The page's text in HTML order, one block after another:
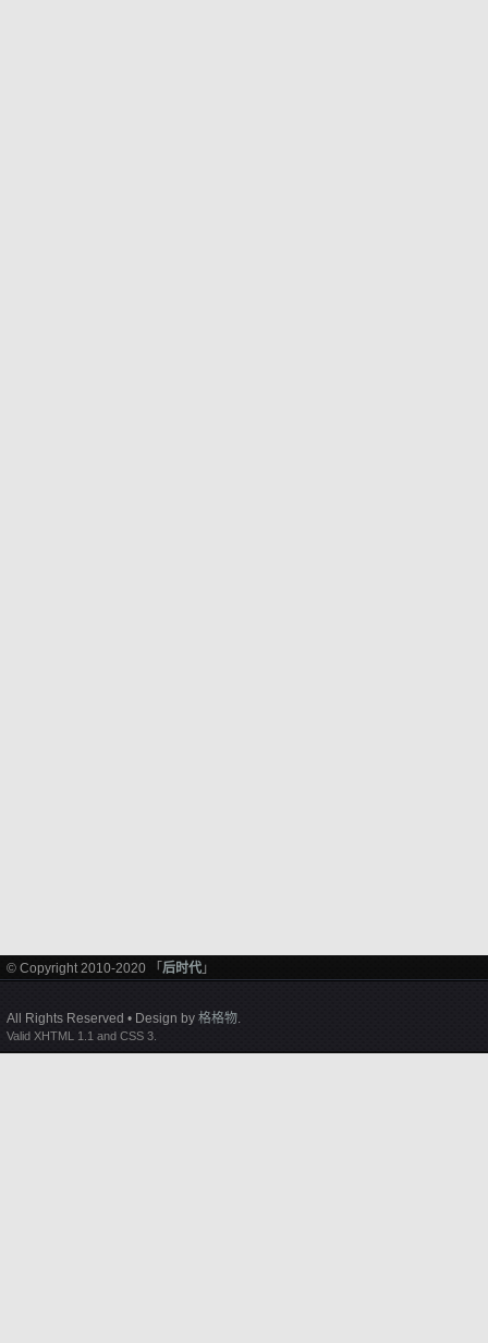
© Copyright 2010-2020 「 后时代 」
All Rights Reserved • Design by 格格物.
Valid XHTML 1.1 and CSS 3.